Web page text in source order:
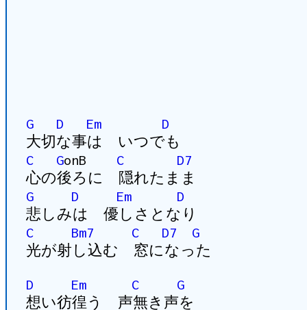
G D Em
D
大切な事は いつでも
C
GonB C
D7
心の後ろに 隠れたまま
G
D Em
D
悲しみは 優しさとなり
C
Bm7 C D7
G
光が射し込む 窓になった
D Em C
G
想い彷徨う 声無き声を